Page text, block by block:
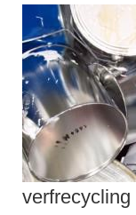
verfrecycling